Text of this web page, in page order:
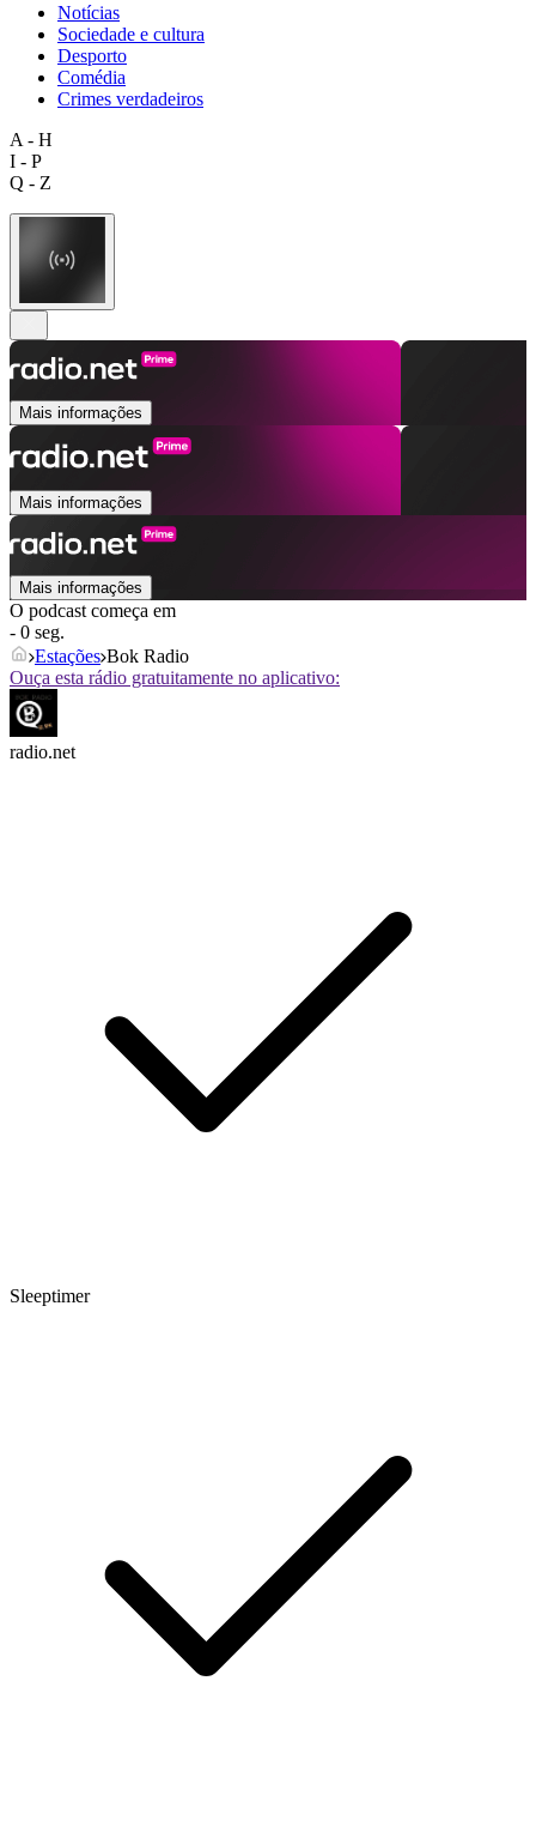
Notícias
Sociedade e cultura
Desporto
Comédia
Crimes verdadeiros
A - H
I - P
Q - Z
Mais informações
Mais informações
Mais informações
O podcast começa em
- 0 seg.
Estações Bok Radio
Ouça esta rádio gratuitamente no aplicativo:
radio.net
Sleeptimer